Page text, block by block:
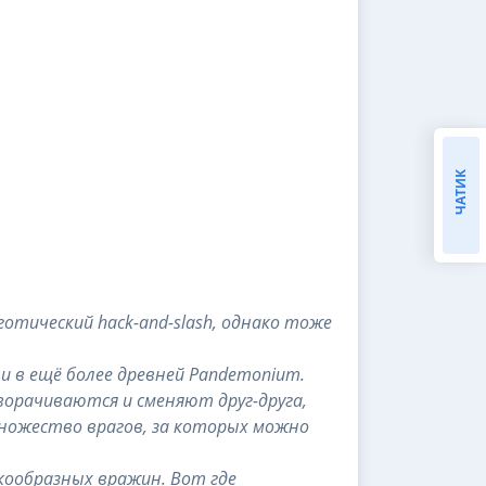
hack-and-slash, однако тоже
в ещё более древней Pandemonium.
и сменяют друг-друга,
врагов, за которых можно
вражин. Вот где
ЧАТИК